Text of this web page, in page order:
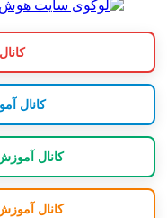
کانال
کانال
کانال